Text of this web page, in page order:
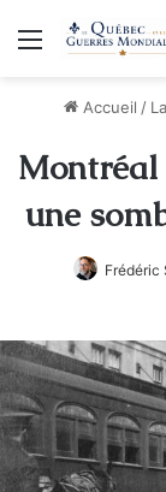
Menu
Accueil /
Montréal
une
Frédéric